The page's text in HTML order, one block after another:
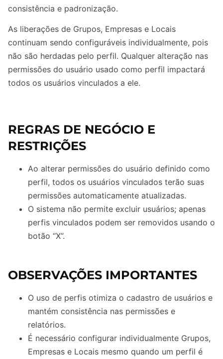
consistência e padronização.
As liberações de Grupos, Empresas e Locais
continuam sendo configuráveis individualmente, pois
não são herdadas pelo perfil. Qualquer alteração nas
permissões do usuário usado como perfil impactará
todos os usuários vinculados a ele.
REGRAS DE NEGÓCIO E
RESTRIÇÕES
Ao alterar permissões do usuário definido como
perfil, todos os usuários vinculados terão suas
permissões automaticamente atualizadas.
O sistema não permite excluir usuários; apenas
perfis vinculados podem ser removidos usando o
botão “X”.
OBSERVAÇÕES IMPORTANTES
O uso de perfis otimiza o cadastro de usuários e
mantém consistência nas permissões e
relatórios.
É necessário configurar individualmente Grupos,
Empresas e Locais mesmo quando um perfil é